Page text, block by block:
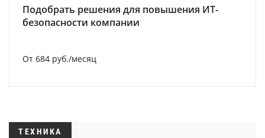
Подобрать решения для повышения ИТ-
безопасности компании
От 684 руб./месяц
ТЕХНИКА